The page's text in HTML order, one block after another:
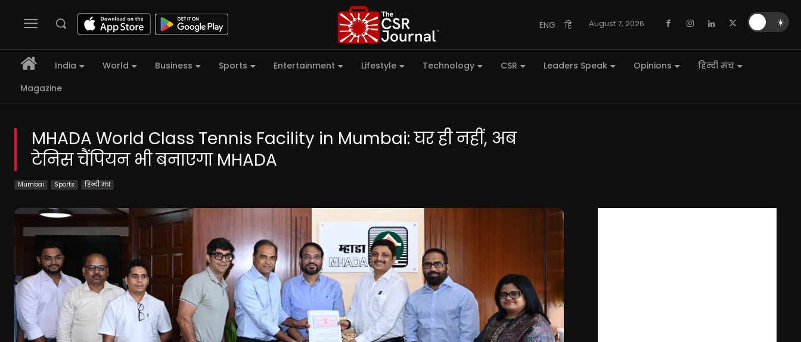
ENG हि August 7, 2026
India World Business Sports Entertainment Lifestyle Technology CSR Leaders Speak Opinions
हिन्दी मंच
Magazine
MHADA World Class Tennis Facility in Mumbai: घर ही नहीं, अब
टेनिस चैंपियन भी बनाएगा MHADA
Mumbai Sports हिन्दी मंच
☀️